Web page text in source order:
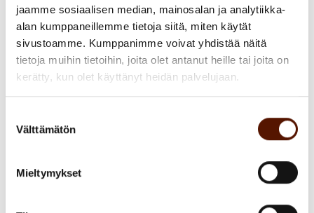
jaamme sosiaalisen median, mainosalan ja analytiikka-
alan kumppaneillemme tietoja siitä, miten käytät
sivustoamme. Kumppanimme voivat yhdistää näitä
tietoja muihin tietoihin, joita olet antanut heille tai joita on
kerätty, kun olet käyttänyt heidän palvelujaan.
valinta
Välttämätön
Mieltymykset
työkaveria, esihenkilöä, tiimiä,
yhteistyökumppania jne. kehittymään sekä
tuntemaan olonsa näkyväksi ja
merkitykselliseksi. Palautetta saadaan yhtä
Palaute voi joskus olla myös yhdessä